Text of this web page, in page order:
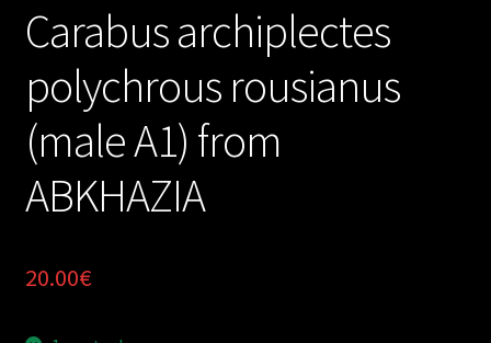
Carabus archiplectes
polychrous rousianus
(male A1) from
ABKHAZIA
20.00€